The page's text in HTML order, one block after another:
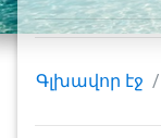
Գլխավոր էջ